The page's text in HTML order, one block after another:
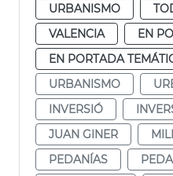
URBANISMO
VALENCIA
EN
EN PORTADA
URBANISMO
INVERSIÓ
JUAN GINER
PEDANÍAS